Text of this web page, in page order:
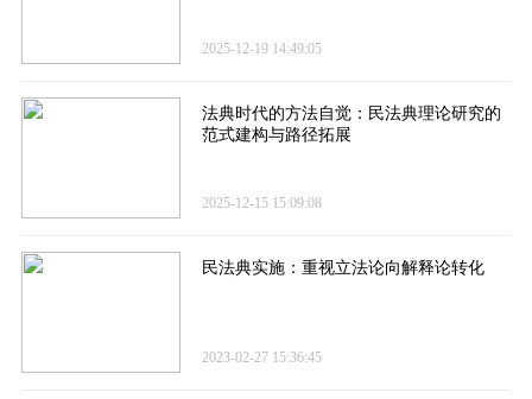
2025-12-19 14:49:05
法典时代的方法自觉：民法典理论研究的
范式建构与路径拓展
2025-12-15 15:09:08
民法典实施：重视立法论向解释论转化
2023-02-27 15:36:45